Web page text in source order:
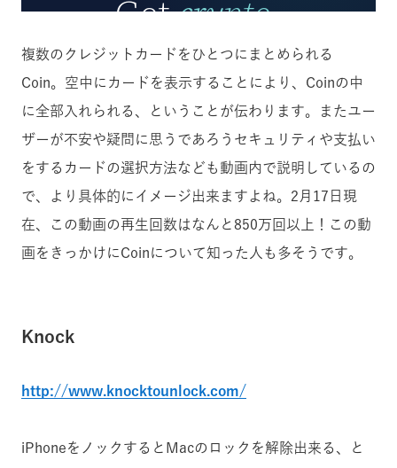
複数のクレジットカードをひとつにまとめられる
Coin。空中にカードを表示することにより、Coinの中
に全部入れられる、ということが伝わります。またユー
ザーが不安や疑問に思うであろうセキュリティや支払い
をするカードの選択方法なども動画内で説明しているの
で、より具体的にイメージ出来ますよね。2月17日現
在、この動画の再生回数はなんと850万回以上！この動
画をきっかけにCoinについて知った人も多そうです。
Knock
http://www.knocktounlock.com/
iPhoneをノックするとMacのロックを解除出来る、と